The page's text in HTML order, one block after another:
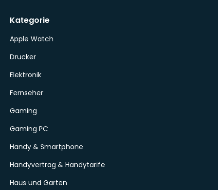
Kategorie
Apple Watch
Drucker
Elektronik
Fernseher
Gaming
Gaming PC
Handy & Smartphone
Handyvertrag & Handytarife
Haus und Garten